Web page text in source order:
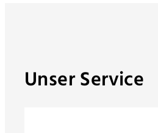
Unser Service